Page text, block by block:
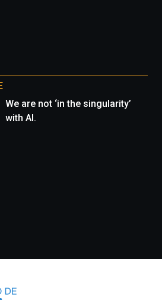
We are not ‘in the singularity’
with AI.